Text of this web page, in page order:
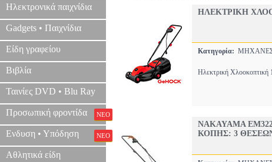
Ηλεκτρονικά παιχνίδια
Gadgets • Παιχνίδια
Είδη γραφείου
Βιβλία
Ταινίες DVD • Blu Ray
Προσωπική φροντίδα ΝΕΟ
Ενδυση • Υπόδηση ΝΕΟ
Αθλητικά είδη
ΗΛΕΚΤΡΙΚΗ
Κατηγορία:
Ηλεκτρική Χλοοκοπτική
NAKAYAMA
ΚΟΠΗΣ: 3 ΘΕΣΕΩΝ